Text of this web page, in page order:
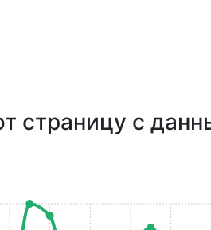
страницу с